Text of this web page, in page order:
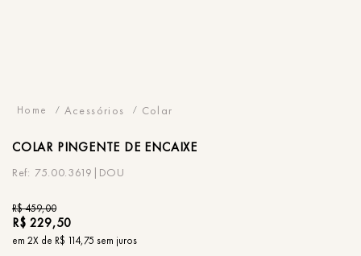
Acessórios Colar
COLAR PINGENTE DE ENCAIXE
75.00.3619|DOU
R$459,00
R$ 229,50
em 2X de R$ 114,75 sem juros